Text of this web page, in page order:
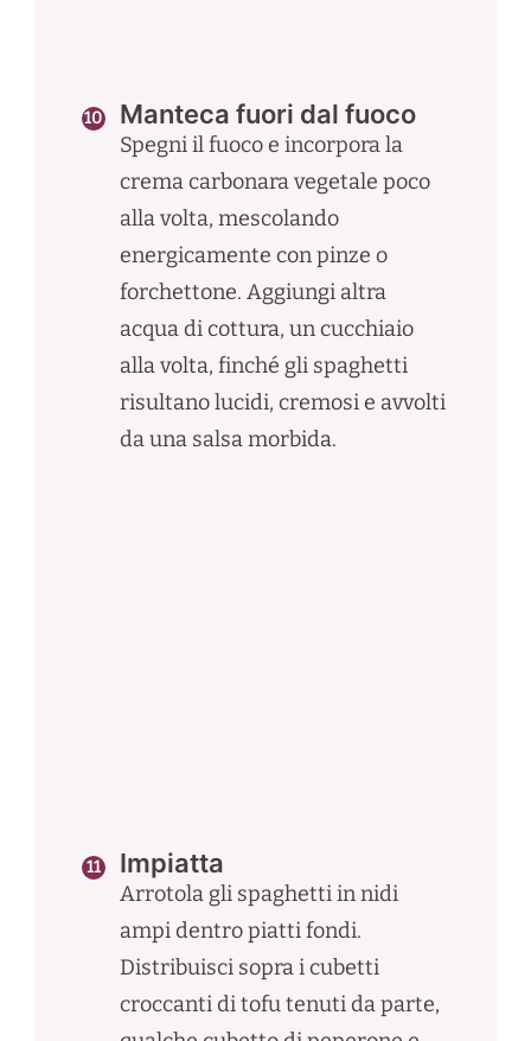
Manteca fuori dal fuoco
Spegni il fuoco e incorpora la
crema carbonara vegetale poco
alla volta, mescolando
energicamente con pinze o
forchettone. Aggiungi altra
acqua di cottura, un cucchiaio
alla volta, finché gli spaghetti
risultano lucidi, cremosi e avvolti
da una salsa morbida.
Impiatta
Arrotola gli spaghetti in nidi
ampi dentro piatti fondi.
Distribuisci sopra i cubetti
croccanti di tofu tenuti da parte,